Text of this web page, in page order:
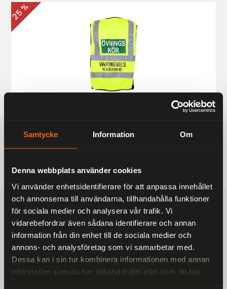
Samtycke Information Om
Denna webbplats använder cookies
Vi använder enhetsidentifierare för att anpassa innehållet
och annonserna till användarna, tillhandahålla funktioner
för sociala medier och analysera vår trafik. Vi
vidarebefordrar även sådana identifierare och annan
information från din enhet till de sociala medier och
annons- och analysföretag som vi samarbetar med.
Dessa kan i sin tur kombinera informationen med annan
information som du har tillhandahållit eller som de har
25 %
187 kr
249 kr
FRAKTFRITT
På alla ordrar över 2000 kr
1-3 DAGAR LEVERANS
Inom Sverige med DHL
SÄKRA BETALNINGAR
Betalkort, Klarna eller Swish